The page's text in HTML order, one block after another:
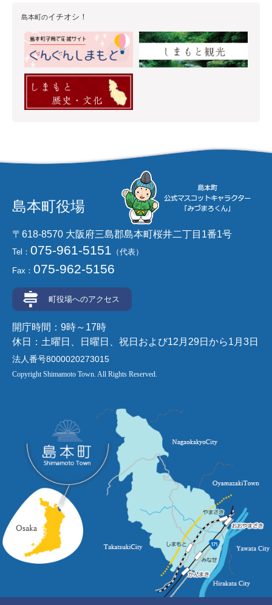
島本町のイチオシ！
島本町役場
〒618-8570 大阪府三島郡島本町桜井二丁目1番1号
Tel： 075-961-5151 （代表）
Fax： 075-962-5156
町役場へのアクセス
開庁時間：9時～17時
休日：土曜日、日曜日、祝日および12月29日から1月3日
法人番号8000020273015
Copyright Shimamoto Town. All Rights Reserved.